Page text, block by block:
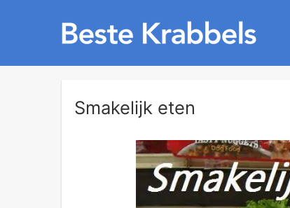
Smakelijk eten